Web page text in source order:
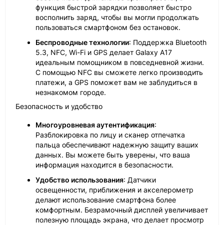
функция быстрой зарядки позволяет быстро
восполнить заряд, чтобы вы могли продолжать
пользоваться смартфоном без остановок.
Беспроводные технологии: Поддержка Bluetooth
5.3, NFC, Wi-Fi и GPS делает Galaxy A17
идеальным помощником в повседневной жизни.
С помощью NFC вы сможете легко производить
платежи, а GPS поможет вам не заблудиться в
незнакомом городе.
Безопасность и удобство
Многоуровневая аутентификация:
Разблокировка по лицу и сканер отпечатка
пальца обеспечивают надежную защиту ваших
данных. Вы можете быть уверены, что ваша
информация находится в безопасности.
Удобство использования: Датчики
освещенности, приближения и акселерометр
делают использование смартфона более
комфортным. Безрамочный дисплей увеличивает
полезную площадь экрана, что делает просмотр